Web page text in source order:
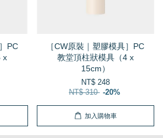
PC
x
［CW原裝｜塑膠模具］PC
教堂頂柱狀模具（4 x
15cm）
NT$ 248
NT$ 310 -20%
加入購物車